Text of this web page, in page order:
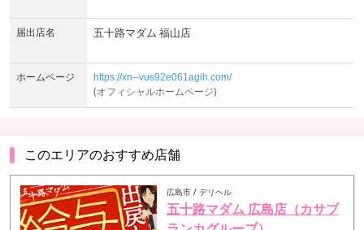
届出店名 五十路マダム 福山店
ホームページ https://xn--vus92e061agih.com/
(オフィシャルホームページ)
このエリアのおすすめ店舗
広島市 / デリヘル
五十路マダム 広島店（カサブ